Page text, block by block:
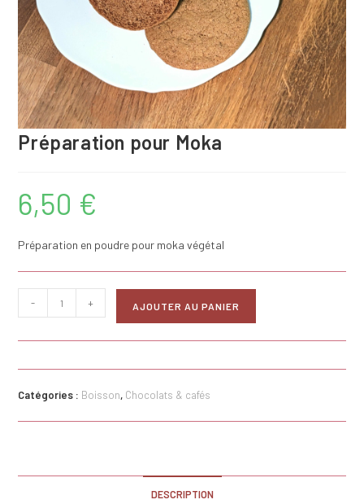
Préparation pour Moka
6,50 €
Préparation en poudre pour moka végétal
de
Préparation
- + AJOUTER AU PANIER
Catégories : Boisson, Chocolats & cafés
DESCRIPTION